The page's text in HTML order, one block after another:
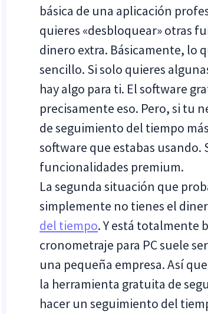
básica de una aplicación
quieres «desbloquear» otras
dinero extra. Básicamente, lo
sencillo. Si solo quieres
hay algo para ti. El software
precisamente eso. Pero, si tu
de seguimiento del tiempo
software que estabas usando.
funcionalidades premium.
La segunda situación que
simplemente no tienes el
del tiempo. Y está totalmente
cronometraje para PC suele
una pequeña empresa. Así
la herramienta gratuita de
hacer un seguimiento del